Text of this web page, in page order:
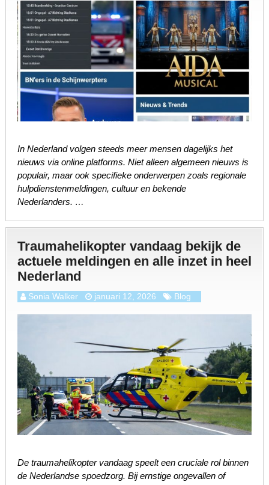
In Nederland volgen steeds meer mensen dagelijks het
nieuws via online platforms. Niet alleen algemeen nieuws is
populair, maar ook specifieke onderwerpen zoals regionale
hulpdienstenmeldingen, cultuur en bekende
Nederlanders. …
Traumahelikopter vandaag bekijk de
actuele meldingen en alle inzet in heel
Nederland
Sonia Walker januari 12, 2026 Blog
De traumahelikopter vandaag speelt een cruciale rol binnen
de Nederlandse spoedzorg. Bij ernstige ongevallen of